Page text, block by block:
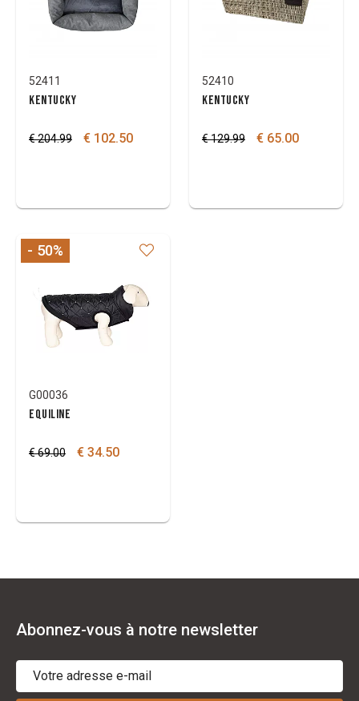
52411
KENTUCKY
€ 204.99 € 102.50
52410
KENTUCKY
€ 129.99 € 65.00
G00036
EQUILINE
€ 69.00 € 34.50
- 50%
Abonnez-vous à notre newsletter